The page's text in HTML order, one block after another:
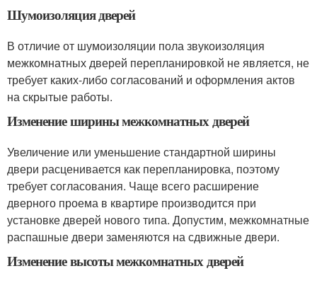
Шумоизоляция дверей
В отличие от шумоизоляции пола звукоизоляция
межкомнатных дверей перепланировкой не является, не
требует каких-либо согласований и оформления актов
на скрытые работы.
Изменение ширины межкомнатных дверей
Увеличение или уменьшение стандартной ширины
двери расценивается как перепланировка, поэтому
требует согласования. Чаще всего расширение
дверного проема в квартире производится при
установке дверей нового типа. Допустим, межкомнатные
распашные двери заменяются на сдвижные двери.
Изменение высоты межкомнатных дверей